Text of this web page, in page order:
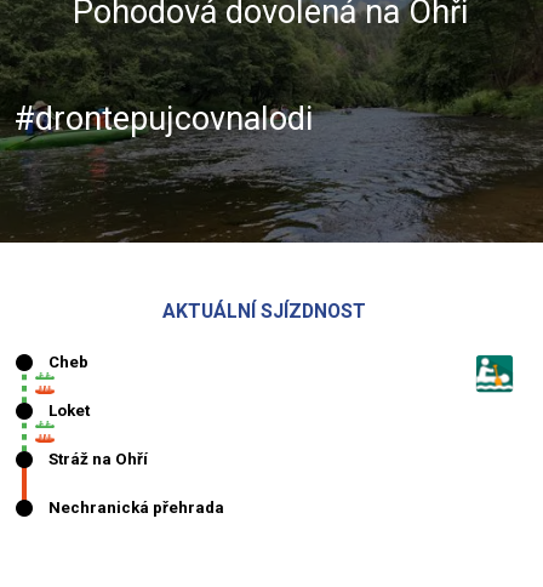
Pohodová dovolená na Ohři
#drontepujcovnalodi
AKTUÁLNÍ SJÍZDNOST